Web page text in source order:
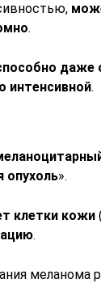
.
даже
интенсивной.
опухоль».
клетки кожи
.
меланома